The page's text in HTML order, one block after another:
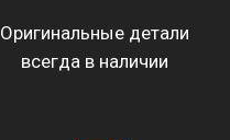
Оригинальные детали
всегда в наличии